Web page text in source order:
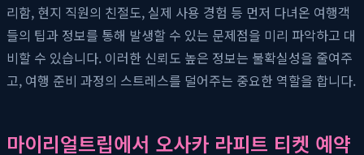
리함, 현지 직원의 친절도, 실제 사용 경험 등 먼저 다녀온 여행객
들의 팁과 정보를 통해 발생할 수 있는 문제점을 미리 파악하고 대
비할 수 있습니다. 이러한 신뢰도 높은 정보는 불확실성을 줄여주
고, 여행 준비 과정의 스트레스를 덜어주는 중요한 역할을 합니다.
마이리얼트립에서 오사카 라피트 티켓 예약